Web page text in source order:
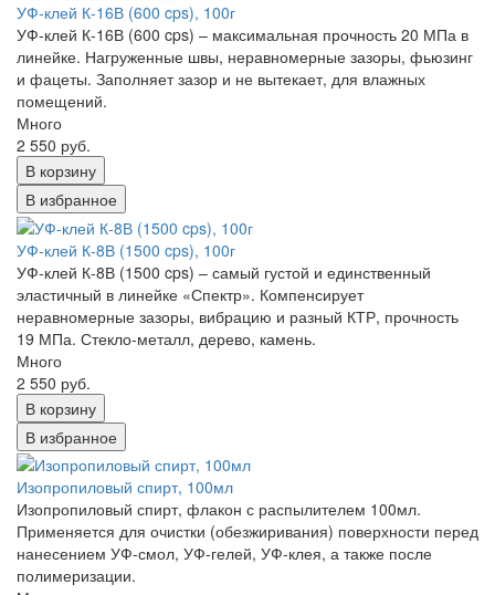
УФ-клей К-16В (600 cps), 100г
УФ-клей К-16В (600 cps) – максимальная прочность 20 МПа в
линейке. Нагруженные швы, неравномерные зазоры, фьюзинг
и фацеты. Заполняет зазор и не вытекает, для влажных
помещений.
Много
2 550 руб.
В корзину
В избранное
УФ-клей К-8В (1500 cps), 100г
УФ-клей К-8В (1500 cps) – самый густой и единственный
эластичный в линейке «Спектр». Компенсирует
неравномерные зазоры, вибрацию и разный КТР, прочность
19 МПа. Стекло-металл, дерево, камень.
Много
2 550 руб.
В корзину
В избранное
Изопропиловый спирт, 100мл
Изопропиловый спирт, флакон с распылителем 100мл.
Применяется для очистки (обезжиривания) поверхности перед
нанесением УФ-смол, УФ-гелей, УФ-клея, а также после
полимеризации.